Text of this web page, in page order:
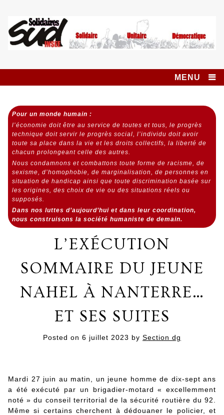
content
Syndicat SUD
INSEE SOLIDAIRES
MENU
Pour un monde humain :
l’économie doit être au service de toutes et tous,le progrès
technique doit servir le progrès social,l’individu doit avoir
toute sa place dans la vie et les droits collectifs, la liberté de
chacun prolongeant celle des autres.
Nous condamnons et combattons toute forme de racisme, de
sexisme, d’homophobie, de marginalisation, de personnes en
situation de handicap ainsi que toute discrimination basée sur
les origines, des choix de vie ou des situations réels ou
supposés.
Dans nos luttes d’aujourd’hui et dans leur coordination,
nous construisons la société humaniste de demain.
L’EXÉCUTION
SOMMAIRE DU JEUNE
NAHEL À NANTERRE…
ET SES SUITES
Posted on 6 juillet 2023 by Section dg
Mardi 27 juin au matin, un jeune homme de dix-sept ans
a été exécuté par un brigadier-motard « excellemment
noté » du conseil territorial de la sécurité routière du 92.
Même si certains cherchent à dédouaner le policier, et